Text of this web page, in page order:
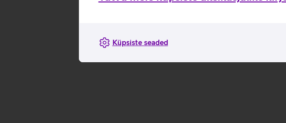
Küpsiste seaded
Vaatan kiiruseid